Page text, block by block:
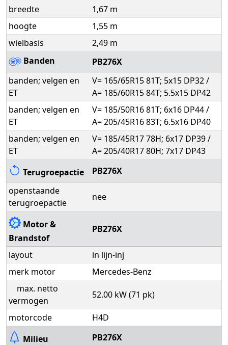
breedte
1,67 m
hoogte
1,55 m
wielbasis
2,49 m
Banden
PB276X
banden; velgen en
ET
V= 165/65R15 81T; 5x15 DP32 /
A= 185/60R15 84T; 5.5x15 DP42
banden; velgen en
ET
V= 185/50R16 81T; 6x16 DP44 /
A= 205/45R16 83T; 6.5x16 DP40
banden; velgen en
ET
V= 185/45R17 78H; 6x17 DP39 /
A= 205/40R17 80H; 7x17 DP43
Terugroepactie
PB276X
openstaande
terugroepactie
nee
Motor &
Brandstof
PB276X
layout
in lijn-inj
merk motor
Mercedes-Benz
max. netto
vermogen
52.00 kW (71 pk)
motorcode
H4D
Milieu
PB276X